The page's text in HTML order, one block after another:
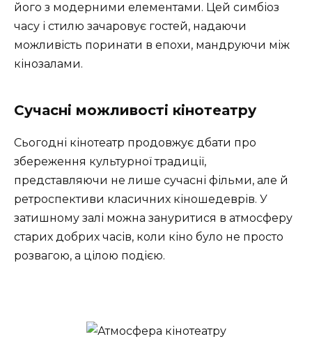
його з модерними елементами. Цей симбіоз
часу і стилю зачаровує гостей, надаючи
можливість поринати в епохи, мандруючи між
кінозалами.
Сучасні можливості кінотеатру
Сьогодні кінотеатр продовжує дбати про
збереження культурної традиції,
представляючи не лише сучасні фільми, але й
ретроспективи класичних кіношедеврів. У
затишному залі можна зануритися в атмосферу
старих добрих часів, коли кіно було не просто
розвагою, а цілою подією.